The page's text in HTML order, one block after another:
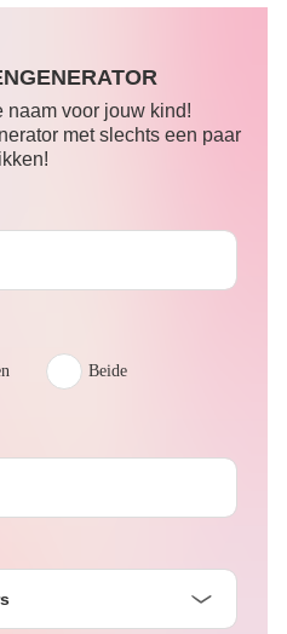
naam voor jouw kind!
met slechts een paar
Beide